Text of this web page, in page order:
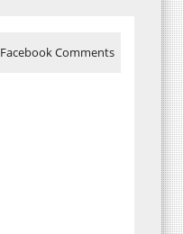
Facebook Comments